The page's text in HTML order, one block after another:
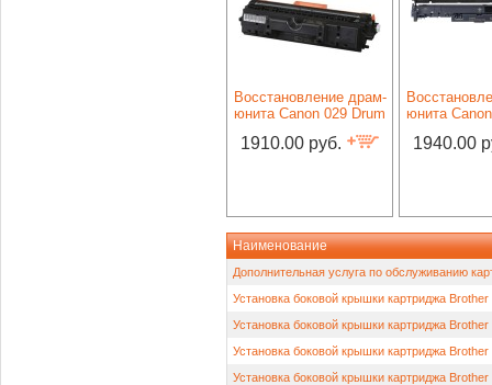
Восстановление драм-
юнита Canon 029 Drum
1910.00 руб.
юнита
1940.00
Наименование
Дополнительная услуга по обслуживанию
Установка боковой крышки картриджа
Установка боковой крышки картриджа
Установка боковой крышки картриджа
Установка боковой крышки картриджа